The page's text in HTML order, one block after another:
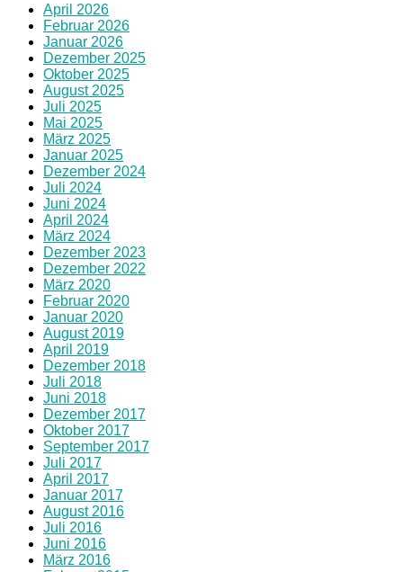
April 2026
Februar 2026
Januar 2026
Dezember 2025
Oktober 2025
August 2025
Juli 2025
Mai 2025
März 2025
Januar 2025
Dezember 2024
Juli 2024
Juni 2024
April 2024
März 2024
Dezember 2023
Dezember 2022
März 2020
Februar 2020
Januar 2020
August 2019
April 2019
Dezember 2018
Juli 2018
Juni 2018
Dezember 2017
Oktober 2017
September 2017
Juli 2017
April 2017
Januar 2017
August 2016
Juli 2016
Juni 2016
März 2016